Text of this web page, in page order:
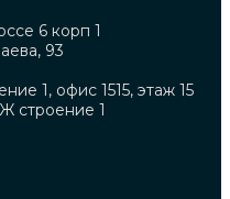
6 корп 1
93
1, офис 1515, этаж 15
строение 1